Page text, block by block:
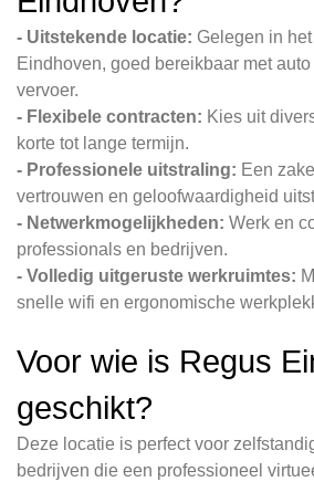
- Uitstekende locatie: Gelegen in
Eindhoven, goed bereikbaar met
vervoer.
- Flexibele contracten: Kies uit
korte tot lange termijn.
- Professionele uitstraling: Een
vertrouwen en geloofwaardigheid
- Netwerkmogelijkheden: Werk en
professionals en bedrijven.
- Volledig uitgeruste werkruimtes:
snelle wifi en ergonomische
Voor wie is Regus
geschikt?
Deze locatie is perfect voor
bedrijven die een professioneel